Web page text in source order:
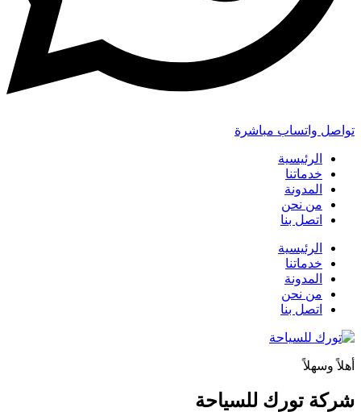
تواصل واتساب مباشرة
الرئيسية
خدماتنا
المدونة
من نحن
اتصل بنا
الرئيسية
خدماتنا
المدونة
من نحن
اتصل بنا
أهلاً وسهلاً
شركة تورك للسياحة